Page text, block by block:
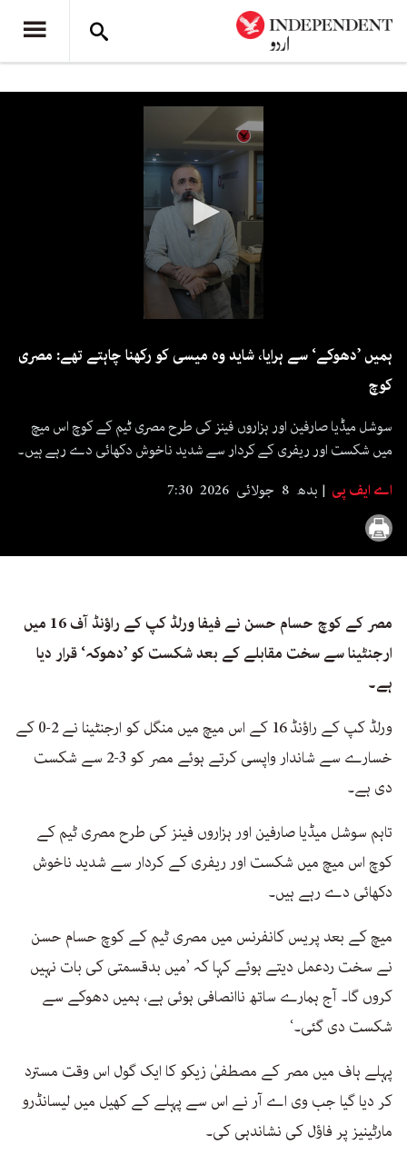
of
1
ہمیں ’دھوکے‘ سے ہرایا، شاید وہ میسی کو رکھنا چاہتے تھے: مصری
کوچ
سوشل میڈیا صارفین اور ہزاروں فینز کی طرح مصری ٹیم کے کوچ اس میچ
میں شکست اور ریفری کے کردار سے شدید ناخوش دکھائی دے رہے ہیں۔
اے ایف پی
بدھ 8 جولائی 2026 7:30
مصر کے کوچ حسام حسن نے فیفا ورلڈ کپ کے راؤنڈ آف 16 میں
ارجنٹینا سے سخت مقابلے کے بعد شکست کو ’دھوکہ‘ قرار دیا
ہے۔
ورلڈ کپ کے راؤنڈ 16 کے اس میچ میں منگل کو ارجنٹینا نے 2-0 کے
خسارے سے شاندار واپسی کرتے ہوئے مصر کو 3-2 سے شکست
دی ہے۔
تاہم سوشل میڈیا صارفین اور ہزاروں فینز کی طرح مصری ٹیم کے
کوچ اس میچ میں شکست اور ریفری کے کردار سے شدید ناخوش
دکھائی دے رہے ہیں۔
میچ کے بعد پریس کانفرنس میں مصری ٹیم کے کوچ حسام حسن
نے سخت ردعمل دیتے ہوئے کہا کہ ’میں بدقسمتی کی بات نہیں
کروں گا۔ آج ہمارے ساتھ ناانصافی ہوئی ہے، ہمیں دھوکے سے
شکست دی گئی۔‘
پہلے ہاف میں مصر کے مصطفیٰ زیکو کا ایک گول اس وقت مسترد
کر دیا گیا جب وی اے آر نے اس سے پہلے کے کھیل میں لیسانڈرو
مارٹینیز پر فاؤل کی نشاندہی کی۔